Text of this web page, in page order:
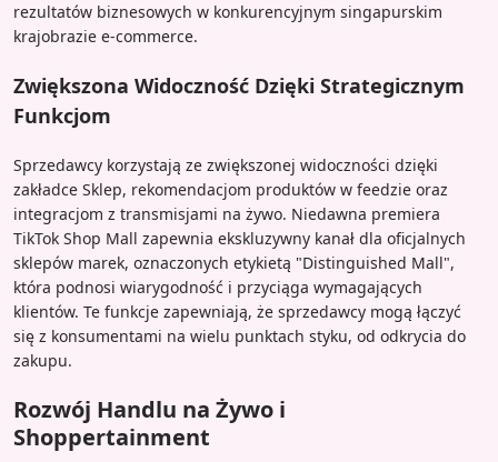
rezultatów biznesowych w konkurencyjnym singapurskim
krajobrazie e-commerce.
Zwiększona Widoczność Dzięki Strategicznym
Funkcjom
Sprzedawcy korzystają ze zwiększonej widoczności dzięki
zakładce Sklep, rekomendacjom produktów w feedzie oraz
integracjom z transmisjami na żywo. Niedawna premiera
TikTok Shop Mall zapewnia ekskluzywny kanał dla oficjalnych
sklepów marek, oznaczonych etykietą "Distinguished Mall",
która podnosi wiarygodność i przyciąga wymagających
klientów. Te funkcje zapewniają, że sprzedawcy mogą łączyć
się z konsumentami na wielu punktach styku, od odkrycia do
zakupu.
Rozwój Handlu na Żywo i
Shoppertainment